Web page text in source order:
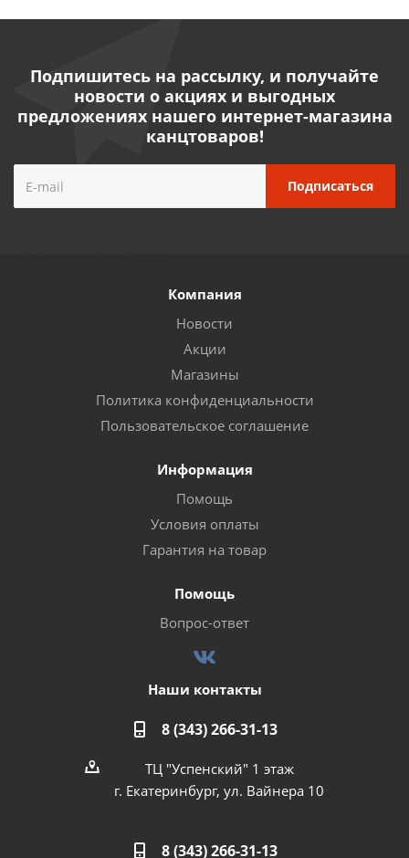
Подпишитесь на рассылку, и получайте
новости о акциях и выгодных
предложениях нашего интернет-магазина
канцтоваров!
Компания
Новости
Акции
Магазины
Политика конфиденциальности
Пользовательское соглашение
Информация
Помощь
Условия оплаты
Гарантия на товар
Помощь
Вопрос-ответ
Наши контакты
8 (343) 266-31-13
ТЦ "Успенский" 1 этаж
г. Екатеринбург, ул. Вайнера 10
8 (343) 266-31-13